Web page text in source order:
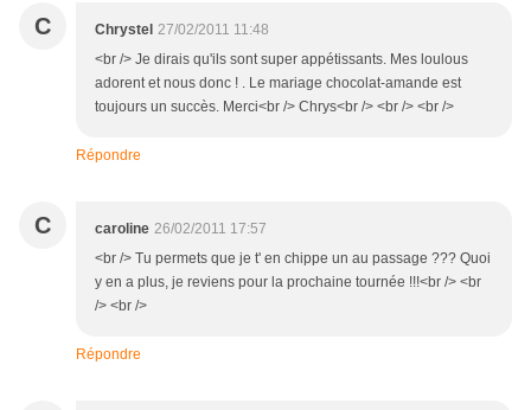
C Chrystel 27/02/2011 11:48
<br /> Je dirais qu'ils sont super appétissants. Mes loulous
adorent et nous donc ! . Le mariage chocolat-amande est
toujours un succès. Merci<br /> Chrys<br /> <br /> <br />
Répondre
C caroline 26/02/2011 17:57
<br /> Tu permets que je t' en chippe un au passage ??? Quoi
y en a plus, je reviens pour la prochaine tournée !!!<br /> <br
/> <br />
Répondre